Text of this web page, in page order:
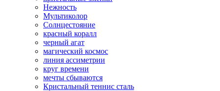
Нежность
Мультиколор
Солнцестояние
красный коралл
черный агат
магический космос
линия ассиметрии
круг времени
мечты сбываются
Кристальный теннис сталь